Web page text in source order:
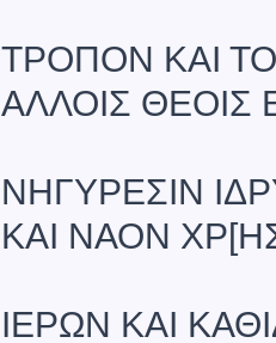
ΤΡΟΠΟΝ ΚΑΙ
ΑΛΛΟΙΣ ΘΕΟΙΣ
ΝΗΓΥΡΕΣΙΝ
ΚΑΙ ΝΑΟΝ
ΙΕΡΩΝ ΚΑΙ